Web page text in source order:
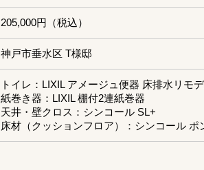
205,000円（税込）
神戸市垂水区 T様邸
トイレ：LIXIL アメージュ便器 床排水リモ
紙巻き器：LIXIL 棚付2連紙巻器
天井・壁クロス：シンコール SL+
床材（クッションフロア）：シンコール ポ